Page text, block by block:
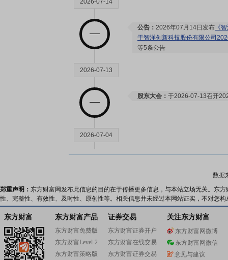
2026-07-14
公告： 2026年07月14日发布 《
于智洋创新科技股份有限公司
等5条公告
2026-07-13
股东大会： 于2026-07-13召开
2026-07-04
等3
2026-07-01
公告： 2026年07月01日发布
数据
郑重声明： 东方财富网发布此信息的目的在于传播更多信息，与本站立场无关。东
性、完整性、有效性、及时性、原创性等。相关信息并未经过本网站证实，不对您
东方财富 东方财富产品
东方财富免费版
东方财富Level-2
东方财富策略版
证券交易
东方财富证券开户
东方财富在线交易
东方财富证券交易
关注东方财富
东方财富网微博
东方财富网微信
意见与建议